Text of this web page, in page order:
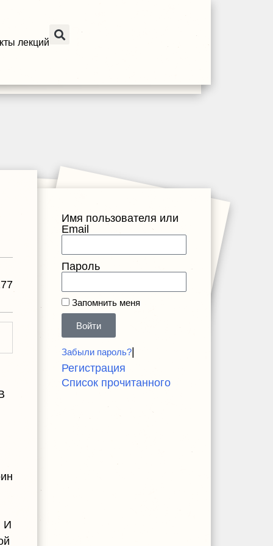
лекций
И
Имя пользователя или
Email
Пароль
Запомнить меня
Войти
Забыли пароль?
Регистрация
Список прочитанного